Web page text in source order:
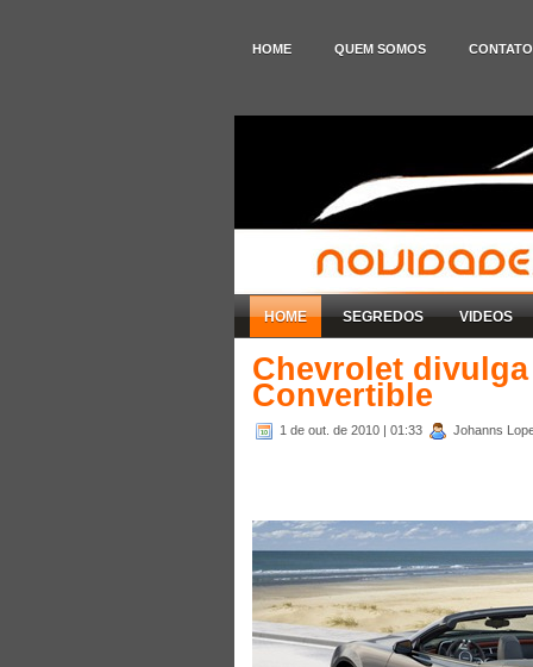
HOME QUEM SOMOS CONTATO
HOME SEGREDOS VIDEOS
Chevrolet
Convertible
1 de out. de 2010 | 01:33 Johanns